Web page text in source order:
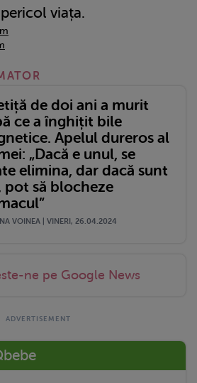
viața.
de doi ani a murit
ce a înghițit bile
Apelul dureros al
„Dacă e unul, se
elimina, dar dacă sunt
pot să blocheze
VOINEA | VINERI, 26.04.2024
ne pe Google News